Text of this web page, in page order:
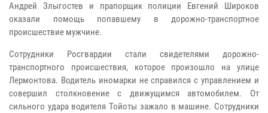
Андрей Злыгостев и прапорщик полиции Евгений Широков
оказали помощь попавшему в дорожно-транспортное
происшествие мужчине.
Сотрудники Росгвардии стали свидетелями дорожно-
транспортного происшествия, которое произошло на улице
Лермонтова. Водитель иномарки не справился с управлением и
совершил столкновение с движущимся автомобилем. От
сильного удара водителя Тойоты зажало в машине. Сотрудники